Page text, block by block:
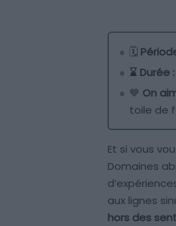
🗓️
⌛ Durée :
💙 On
toile de
Et si vous
Domaines
aux lignes
hors des